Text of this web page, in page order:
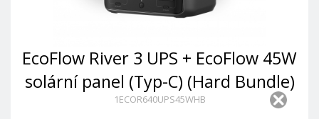
EcoFlow River 3 UPS + EcoFlow 45W
solární panel (Typ-C) (Hard Bundle)
1ECOR640UPS45WHB